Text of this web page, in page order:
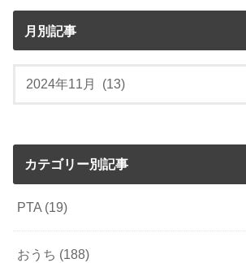
月別記事
カテゴリー別記事
PTA (19)
おうち (188)